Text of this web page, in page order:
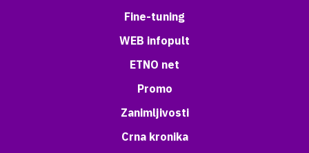
Fine-tuning
WEB infopult
ETNO net
Promo
Zanimljivosti
Crna kronika